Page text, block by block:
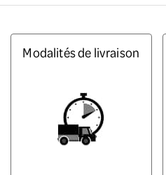
Modalités de livraison